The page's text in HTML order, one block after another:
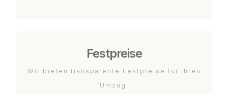
Festpreise
Wir bieten transparente Festpreise für Ihren
Umzug.